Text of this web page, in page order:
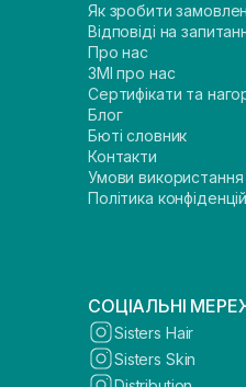
Як зробити
Відповіді на
Про нас
ЗМІ про нас
Сертифікати та
Блог
Бюті словник
Контакти
Умови використання
Політика
СОЦІАЛЬНІ
Sisters Hair
Sisters Skin